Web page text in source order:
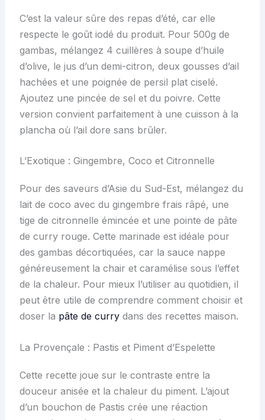
C’est la valeur sûre des repas d’été, car elle
respecte le goût iodé du produit. Pour 500g de
gambas, mélangez 4 cuillères à soupe d’huile
d’olive, le jus d’un demi-citron, deux gousses d’ail
hachées et une poignée de persil plat ciselé.
Ajoutez une pincée de sel et du poivre. Cette
version convient parfaitement à une cuisson à la
plancha où l’ail dore sans brûler.
L’Exotique : Gingembre, Coco et Citronnelle
Pour des saveurs d’Asie du Sud-Est, mélangez du
lait de coco avec du gingembre frais râpé, une
tige de citronnelle émincée et une pointe de pâte
de curry rouge. Cette marinade est idéale pour
des gambas décortiquées, car la sauce nappe
généreusement la chair et caramélise sous l’effet
de la chaleur. Pour mieux l’utiliser au quotidien, il
peut être utile de comprendre comment choisir et
doser la pâte de currydans des recettes maison.
La Provençale : Pastis et Piment d’Espelette
Cette recette joue sur le contraste entre la
douceur anisée et la chaleur du piment. L’ajout
d’un bouchon de Pastis crée une réaction